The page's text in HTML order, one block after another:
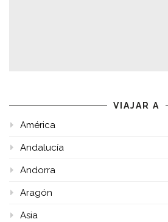
VIAJAR A
América
Andalucía
Andorra
Aragón
Asia